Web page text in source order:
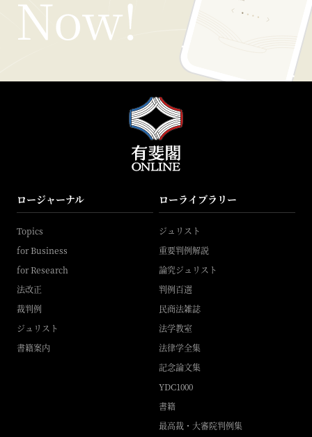
ロージャーナル
Topics
for Business
for Research
法改正
裁判例
ジュリスト
書籍案内
ローライブラリー
ジュリスト
重要判例解説
論究ジュリスト
判例百選
民商法雑誌
法学教室
法律学全集
記念論文集
YDC1000
書籍
最高裁・大審院判例集